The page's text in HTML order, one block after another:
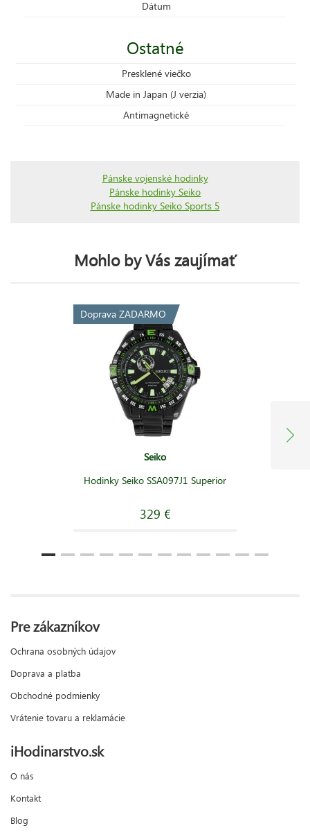
Dátum
Ostatné
Presklené viečko
Made in Japan (J verzia)
Antimagnetické
Pánske vojenské hodinky
Pánske hodinky Seiko
Pánske hodinky Seiko Sports 5
Mohlo by Vás zaujímať
Doprava ZADARMO
Seiko
Hodinky Seiko SSA097J1 Superior
329 €
Pre zákazníkov
Ochrana osobných údajov
Doprava a platba
Obchodné podmienky
Vrátenie tovaru a reklamácie
iHodinarstvo.sk
O nás
Kontakt
Blog